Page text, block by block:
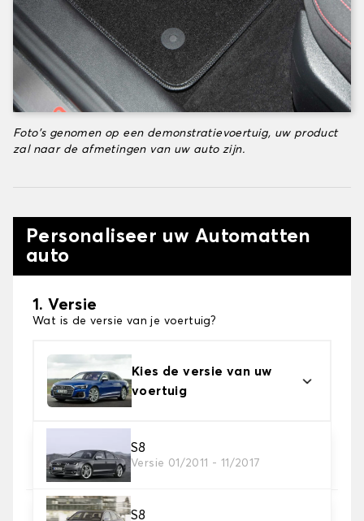
Foto's genomen op een demonstratievoertuig, uw product
zal naar de afmetingen van uw auto zijn.
Personaliseer uw Automatten
auto
1. Versie
Wat is de versie van je voertuig?
Kies de versie van uw
voertuig
S8
Versie 01/2011 - 11/2017
S8
2. Materiaal
Kies het materiaal van uw automatten